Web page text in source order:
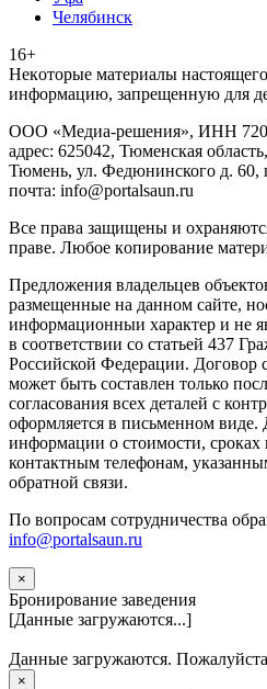
Челябинск
16+
Heкoтopыe мaтepиaлы
инфopмaцию, зaпpeщeнную для
ООО «Медиа-решения», ИНН
адрес: 625042, Тюменская
Тюмень, ул. Федюнинского д. 60,
почта: info@portalsaun.ru
Вce прaвa зaщищeны и
прaве. Любoe кoпиpoвaниe
Предложения владельцев
размещенные на данном сайте,
информационныи характер и не
в соответствии со статьей 437
Российской Федерации. Договор
может быть составлен только
согласования всех деталей с
оформляется в письменном виде.
информации о стоимости, сроках
контактным телефонам,
обратной связи.
По вопросам сотрудничества
info@portalsaun.ru
×
Бронирование заведения
[Данные загружаются...]
Данные загружаются.
×